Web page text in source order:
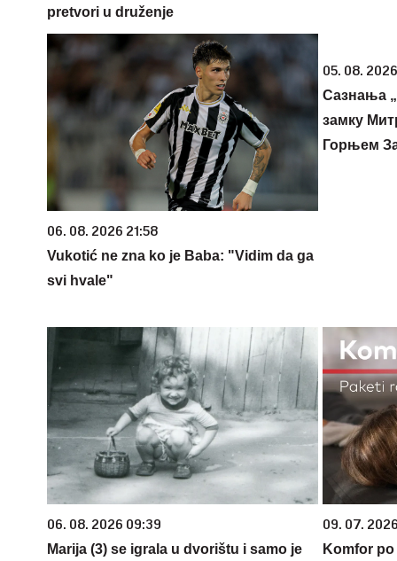
pretvori u druženje
06. 08. 2026 21:58
Vukotić ne zna ko je Baba: "Vidim da ga
svi hvale"
05. 08.
Сазнања
замку
Горњем
06. 08. 2026 09:39
Marija (3) se igrala u dvorištu i samo je
09. 07.
Komfor